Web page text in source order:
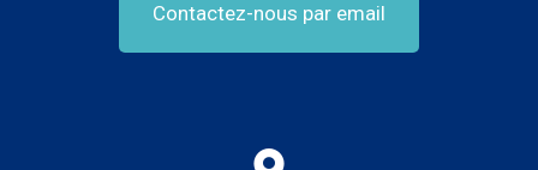
Contactez-nous par email